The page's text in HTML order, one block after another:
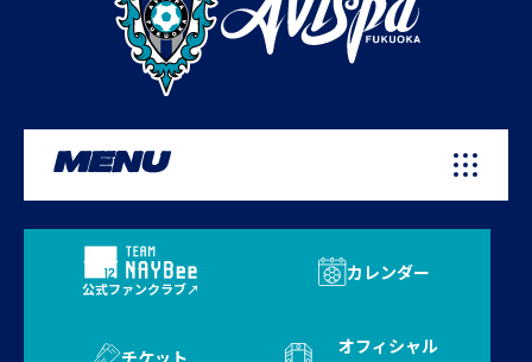
MENU
公式ファンクラブ
カレンダー
チケット
オフィシャル